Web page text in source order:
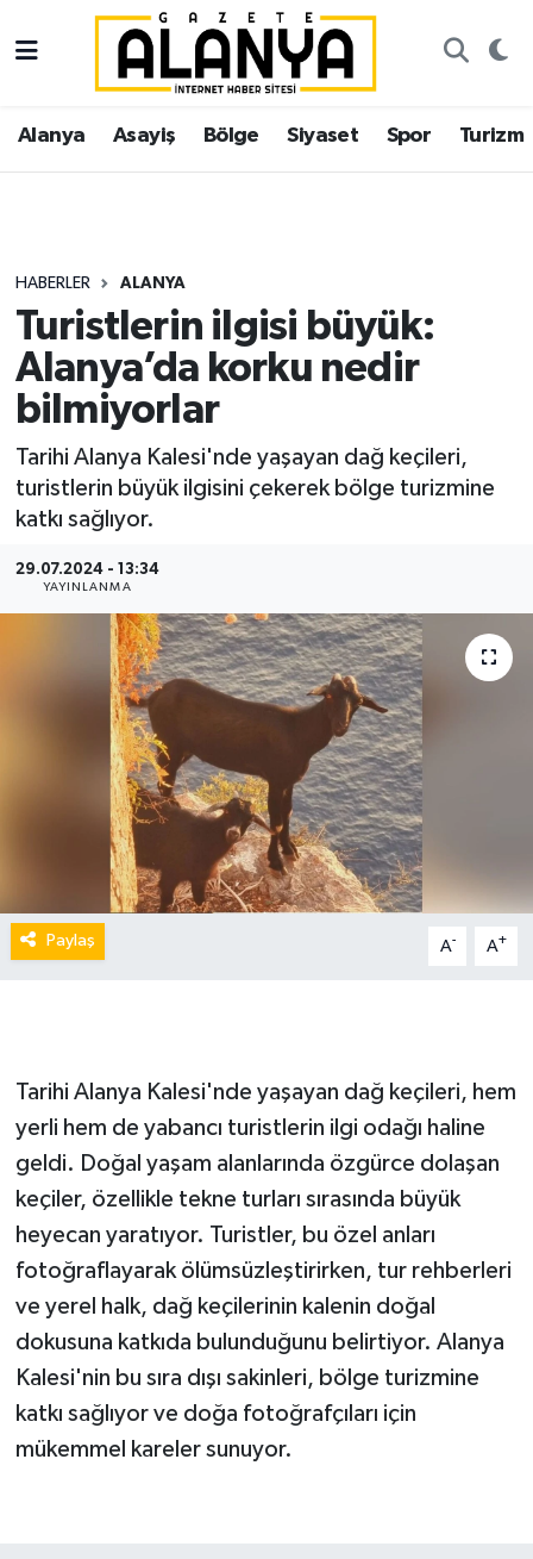
Alanya Asayiş Bölge Siyaset Spor Turizm
HABERLER ALANYA
Turistlerin ilgisi büyük:
Alanya’da korku nedir
bilmiyorlar
Tarihi Alanya Kalesi'nde yaşayan dağ keçileri,
turistlerin büyük ilgisini çekerek bölge turizmine
katkı sağlıyor.
29.07.2024 - 13:34
YAYINLANMA
Paylaş A- A+
Tarihi Alanya Kalesi'nde yaşayan dağ keçileri, hem
yerli hem de yabancı turistlerin ilgi odağı haline
geldi. Doğal yaşam alanlarında özgürce dolaşan
keçiler, özellikle tekne turları sırasında büyük
heyecan yaratıyor. Turistler, bu özel anları
fotoğraflayarak ölümsüzleştirirken, tur rehberleri
ve yerel halk, dağ keçilerinin kalenin doğal
dokusuna katkıda bulunduğunu belirtiyor. Alanya
Kalesi'nin bu sıra dışı sakinleri, bölge turizmine
katkı sağlıyor ve doğa fotoğrafçıları için
mükemmel kareler sunuyor.
Alanya
Asayiş
Siyaset
Spor
Turizm
Ekonomi
Gazipaşa
İstanbul Nöbetçi Eczaneler
İstanbul Hava Durumu
Süper Lig Puan Durumu ve Fikstür
Tüm Manşetler
Son Dakika Haberleri
Haber Arşivi